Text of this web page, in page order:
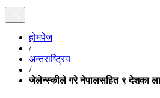
होमपेज
/
अन्तराष्ट्रिय
/
जेलेन्स्कीले गरे नेपालसहित ९ देशका